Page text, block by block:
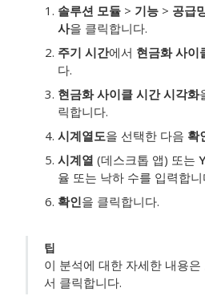
솔루션 모듈 > 기능 > 공급
사을 클릭합니다.
주기 시간에서 현금화 사이
다.
현금화 사이클 시간 시각화
릭합니다.
시계열도을 선택한 다음 확
시계열 (데스크톱 앱) 또는
율 또는 낙하 수를 입력합니
확인을 클릭합니다.
팁
이 분석에 대한 자세한 내용은
서 클릭합니다.